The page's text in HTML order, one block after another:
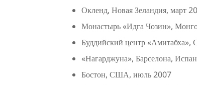
Окленд, Новая Зеландия, март
Монастырь «Идга Чозин»,
Буддийский центр «Амитабха»,
«Нагарджуна», Барселона,
Бостон, США, июль 2007